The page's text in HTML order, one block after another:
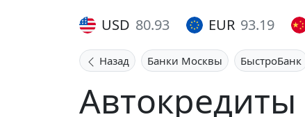
USD 80.93 EUR 93.19
Назад Банки Москвы БыстроБанк